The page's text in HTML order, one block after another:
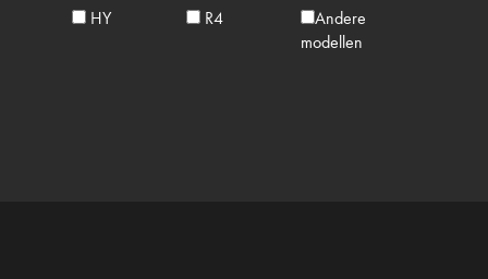
HY
R4
Andere
modellen